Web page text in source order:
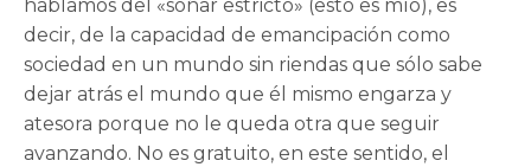
hablamos del «soñar estricto» (esto es mío), es
decir, de la capacidad de emancipación como
sociedad en un mundo sin riendas que sólo sabe
dejar atrás el mundo que él mismo engarza y
atesora porque no le queda otra que seguir
avanzando. No es gratuito, en este sentido, el